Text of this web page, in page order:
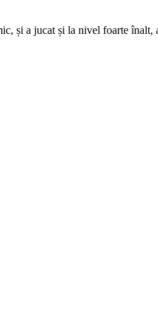
și a jucat și la nivel foarte